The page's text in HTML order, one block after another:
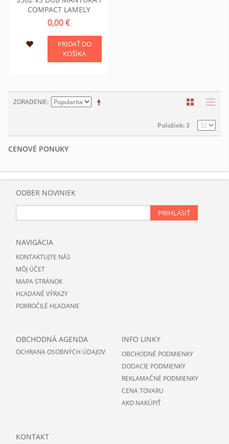
COMPACT LAMELY
0,00 €
PRIDAŤ DO
KOŠÍKA
ZORADENIE
Položiek: 3
CENOVÉ PONUKY
ODBER NOVINIEK
PRIHLÁSIŤ
NAVIGÁCIA
KONTAKTUJTE NÁS
MÔJ ÚČET
MAPA STRÁNOK
HĽADANÉ VÝRAZY
POKROČILÉ HĽADANIE
OBCHODNÁ AGENDA
OCHRANA OSOBNÝCH ÚDAJOV
INFO LINKY
OBCHODNÉ PODMIENKY
DODACIE PODMIENKY
REKLAMAČNÉ PODMIENKY
CENA TOVARU
AKO NAKÚPIŤ
KONTAKT